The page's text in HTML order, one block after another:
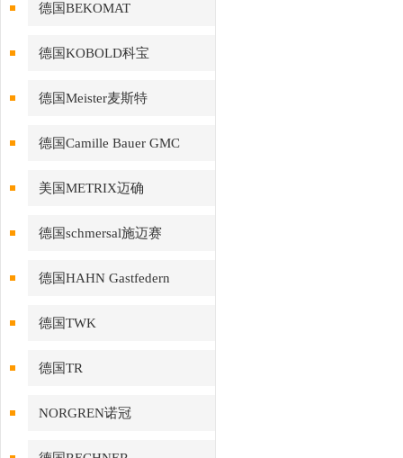
德国BEKOMAT
德国KOBOLD科宝
德国Meister麦斯特
德国Camille Bauer GMC
美国METRIX迈确
德国schmersal施迈赛
德国HAHN Gastfedern
德国TWK
德国TR
NORGREN诺冠